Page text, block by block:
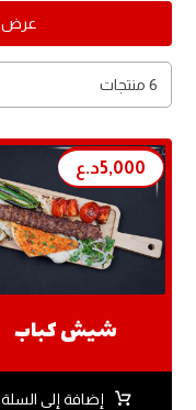
عرض 1–6 من أصل 12 نتيجة
شيش كباب
5,000د.ع
إضافة إلى السلة